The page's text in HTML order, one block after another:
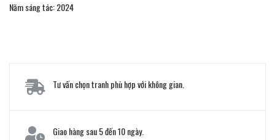
Năm sáng tác: 2024
Tư vấn chọn tranh phù hợp với không gian.
Giao hàng sau 5 đến 10 ngày.